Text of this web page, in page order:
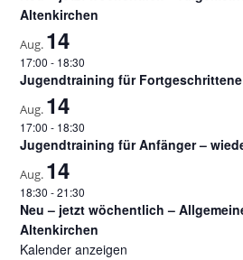
Altenkirchen
Aug. 14
17:00 - 18:30
Jugendtraining für Fortgeschrittene
Aug. 14
17:00 - 18:30
Jugendtraining für Anfänger –
Aug. 14
18:30 -21:30
Neu – jetzt wöchentlich –
Altenkirchen
Kalender anzeigen